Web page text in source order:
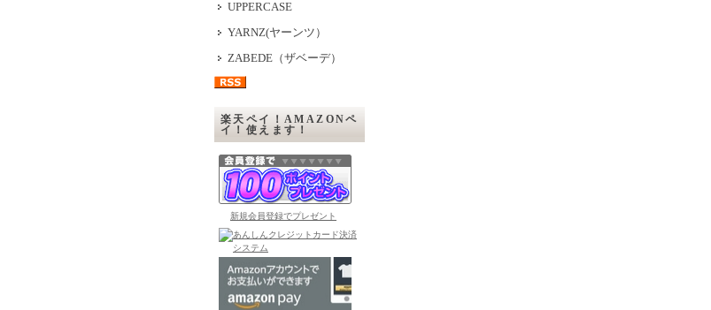
UPPERCASE
YARNZ(ヤーンツ）
ZABEDE（ザベーデ）
楽天ペイ！AMAZONペ
イ！使えます！
新規会員登録でプレゼント